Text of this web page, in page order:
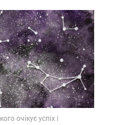
очікує успіх і